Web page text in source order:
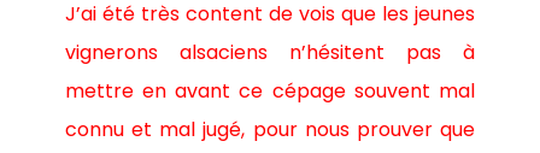
J’ai été très content de vois que les jeunes
vignerons alsaciens n’hésitent pas à
mettre en avant ce cépage souvent mal
connu et mal jugé, pour nous prouver que